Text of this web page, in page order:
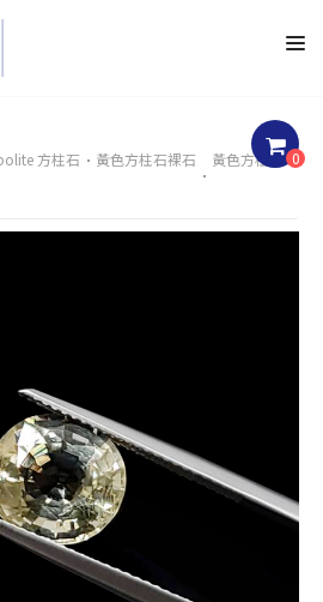
0
方柱石 黃色方柱石裸石
黃色方柱石